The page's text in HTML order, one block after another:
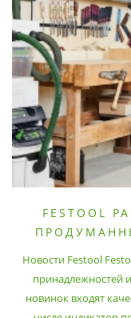
FESTOOL
Новости Festool
принадлежностей
новинок входят